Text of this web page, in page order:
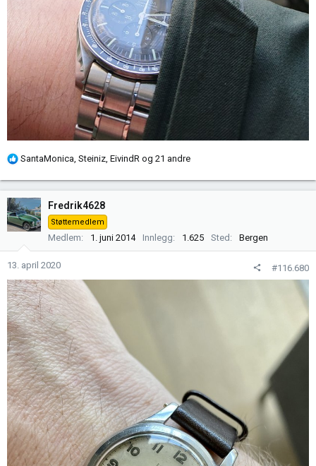
R
k
s
j
e
r
:
SantaMonica, Steiniz, EivindR og 21 andre
Fredrik4628
Støttemedlem
Medlem 1. juni 2014 Innlegg 1.625 Sted Bergen
13. april 2020 #116.680